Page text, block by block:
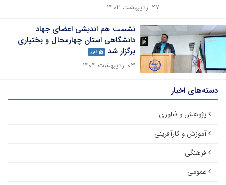
۲۷ اردیبهشت ۱۴۰۴
نشست هم اندیشی اعضای جهاد
دانشگاهی استان چهارمحال و بختیاری
برگزار شد
گالری
۰۳ اردیبهشت ۱۴۰۴
دسته‌های اخبار
پژوهش و فناوری
آموزش و کارآفرینی
فرهنگی
عمومی